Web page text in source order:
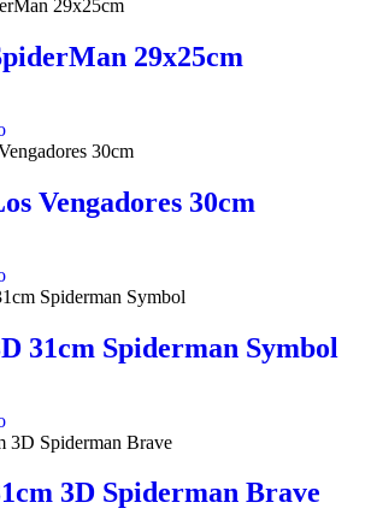
29x25cm
Vengadores 30cm
31cm Spiderman Symbol
3D Spiderman Brave